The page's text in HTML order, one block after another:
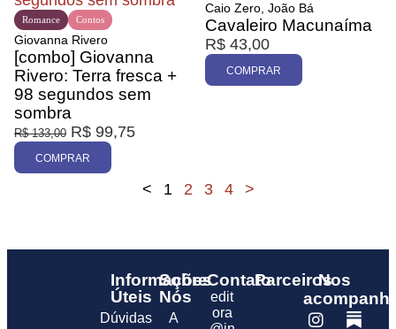
Contos
Romance
Giovanna Rivero
[combo] Giovanna
Rivero: Terra fresca +
98 segundos sem
sombra
R$133,00 R$ 99,75
COMPRAR
Caio Zero, João Bá
Cavaleiro Macunaíma
R$ 43,00
COMPRAR
< 1 2 3 4 >
Informações
Úteis
Dúvidas
Sobre
Nós
A
Contato
edit
ora
ParceirosNos